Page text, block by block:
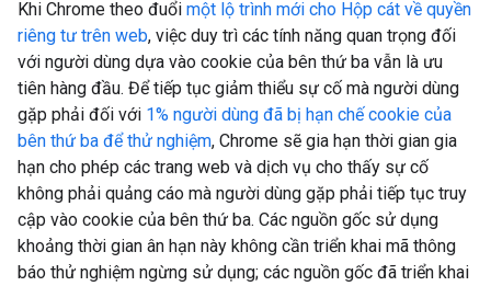
Khi Chrome theo đuổi một lộ trình mới cho Hộp cát về quyền
riêng tư trên web, việc duy trì các tính năng quan trọng đối
với người dùng dựa vào cookie của bên thứ ba vẫn là ưu
tiên hàng đầu. Để tiếp tục giảm thiểu sự cố mà người dùng
gặp phải đối với 1% người dùng đã bị hạn chế cookie của
bên thứ ba để thử nghiệm, Chrome sẽ gia hạn thời gian gia
hạn cho phép các trang web và dịch vụ cho thấy sự cố
không phải quảng cáo mà người dùng gặp phải tiếp tục truy
cập vào cookie của bên thứ ba. Các nguồn gốc sử dụng
khoảng thời gian ân hạn này không cần triển khai mã thông
báo thử nghiệm ngừng sử dụng; các nguồn gốc đã triển khai